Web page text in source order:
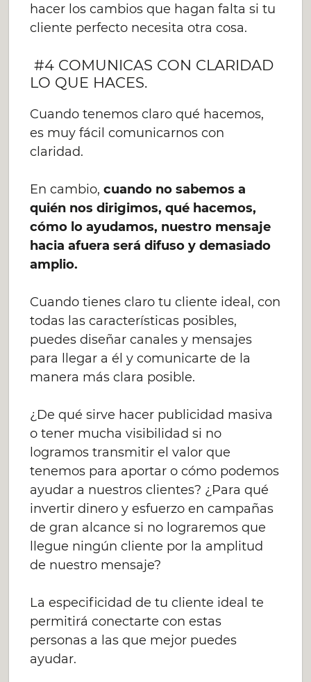
hacer los cambios que hagan falta si tu
cliente perfecto necesita otra cosa.
#4 COMUNICAS CON CLARIDAD
LO QUE HACES.
Cuando tenemos claro qué hacemos,
es muy fácil comunicarnos con
claridad.
En cambio,cuando no sabemos a
quién nos dirigimos, qué hacemos,
cómo lo ayudamos, nuestro mensaje
hacia afuera será difuso y demasiado
amplio.
Cuando tienes claro tu cliente ideal, con
todas las características posibles,
puedes diseñar canales y mensajes
para llegar a él y comunicarte de la
manera más clara posible.
¿De qué sirve hacer publicidad masiva
o tener mucha visibilidad si no
logramos transmitir el valor que
tenemos para aportar o cómo podemos
ayudar a nuestros clientes? ¿Para qué
invertir dinero y esfuerzo en campañas
de gran alcance si no lograremos que
llegue ningún cliente por la amplitud
de nuestro mensaje?
La especificidad de tu cliente ideal te
permitirá conectarte con estas
personas a las que mejor puedes
ayudar.